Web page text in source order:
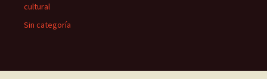
cultural
Sin categoría